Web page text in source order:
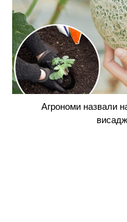
Агрономи назвали